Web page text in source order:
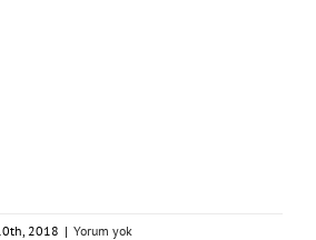
2018 | Yorum yok